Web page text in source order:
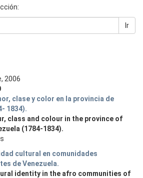
Ir
2006
clase y color en la provincia de
1834).
class and colour in the province of
(1784-1834).
cultural en comunidades
de Venezuela.
identity in the afro communities of